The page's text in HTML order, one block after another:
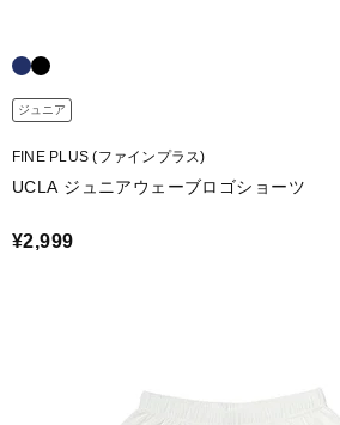
ジュニア
FINE PLUS (ファインプラス)
UCLA ジュニアウェーブロゴショーツ
¥2,999